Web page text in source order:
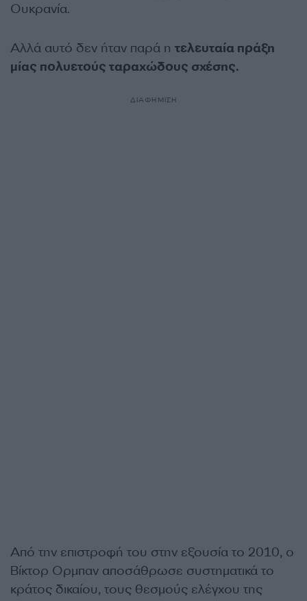
Ουκρανία.
Αλλά αυτό δεν ήταν παρά η τελευταία πράξη
μίας πολυετούς ταραχώδους σχέσης.
ΔΙΑΦΗΜΙΣΗ
Από την επιστροφή του στην εξουσία το 2010, ο
Βίκτορ Ορμπαν αποσάθρωσε συστηματικά το
κράτος δικαίου, τους θεσμούς ελέγχου της